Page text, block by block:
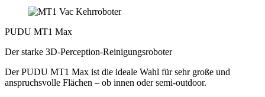
PUDU MT1 Max
Der starke 3D-Perception-Reinigungsroboter
Der PUDU MT1 Max ist die ideale Wahl für sehr große und
anspruchsvolle Flächen – ob innen oder semi-outdoor.